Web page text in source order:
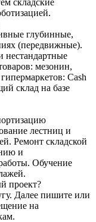
глубинные,
(передвижные).
нестандартные
мезонин,
Cash
склад на базе
лестниц и
Ремонт складской
и
Обучение
проект?
Далее пишите или
на